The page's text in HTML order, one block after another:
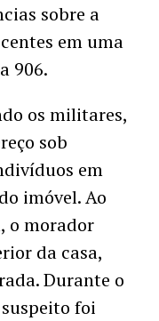
sobre a
em uma
906.
os militares,
sob
em
imóvel. Ao
o morador
da casa,
Durante o
foi